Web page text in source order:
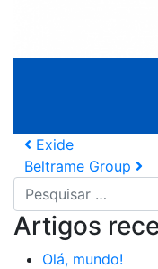
Exide
Beltrame Group
Pesquisar
Artigos
Olá, mundo!